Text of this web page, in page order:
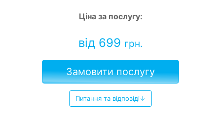
Ціна за послугу:
від 699 грн.
Замовити послугу
Питання та відповіді↓